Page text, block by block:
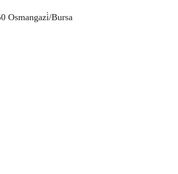
Osmangazi̇/Bursa